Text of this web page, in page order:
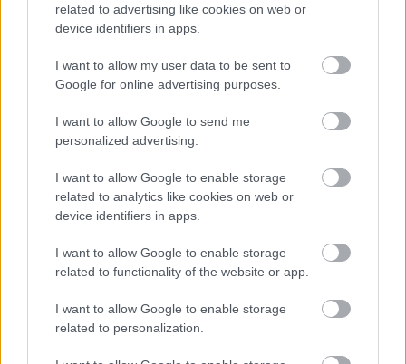
related to advertising like cookies on web or
device identifiers in apps.
I want to allow my user data to be sent to
Google for online advertising purposes.
I want to allow Google to send me
personalized advertising.
I want to allow Google to enable storage
related to analytics like cookies on web or
device identifiers in apps.
I want to allow Google to enable storage
related to functionality of the website or app.
I want to allow Google to enable storage
related to personalization.
Egy tepsibe állítjuk a formákat, köré vizet öntünk, hogy
a formák feléig érjen, és 180 fokra előmelegített
sütőben 15 perc alatt megsütjük.
Azon melegében tálalható, kínálhatunk mellé
vaníliafagyit vagy vaníliasodót.